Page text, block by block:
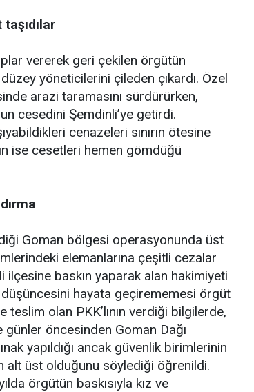
vererek geri çekilen örgütün
yöneticilerini çileden çıkardı. Özel
arazi taramasını sürdürürken,
cesedini Şemdinli’ye getirdi.
cenazeleri sınırın ötesine
ise cesetleri hemen gömdüğü
Goman bölgesi operasyonunda üst
elemanlarına çeşitli cezalar
ilçesine baskın yaparak alan hakimiyeti
hayata geçirememesi örgüt
teslim olan PKK’lının verdiği bilgilerde,
günler öncesinden Goman Dağı
yapıldığı ancak güvenlik birimlerinin
alt üst olduğunu söylediği öğrenildi.
örgütün baskısıyla kız ve